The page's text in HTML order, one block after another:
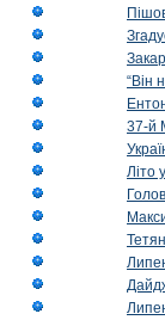
“Він
37-й
Літо